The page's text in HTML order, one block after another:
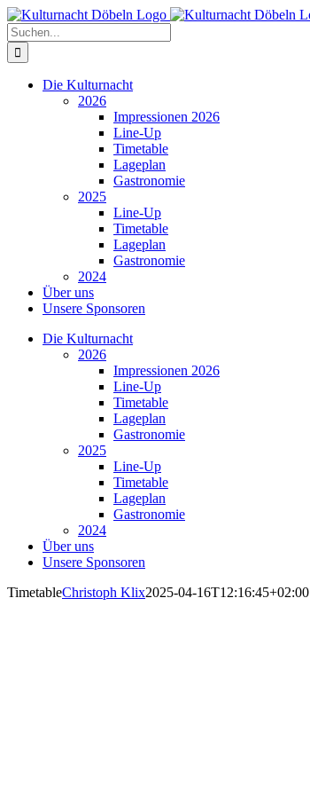
Zum
Inhalt
springen
Suche
nach:
Die Kulturnacht
2026
Impressionen 2026
Line-Up
Timetable
Lageplan
Gastronomie
2025
Line-Up
Timetable
Lageplan
Gastronomie
2024
Über uns
Unsere Sponsoren
Die Kulturnacht
2026
Impressionen 2026
Line-Up
Timetable
Lageplan
Gastronomie
2025
Line-Up
Timetable
Lageplan
Gastronomie
2024
Über uns
Unsere Sponsoren
TimetableChristoph Klix2025-04-16T12:16:45+02:00